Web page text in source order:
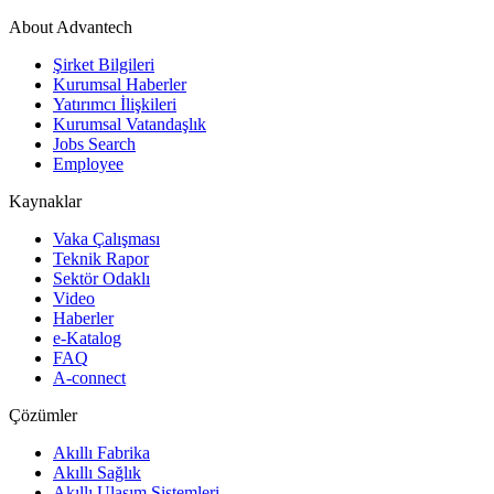
About Advantech
Şirket Bilgileri
Kurumsal Haberler
Yatırımcı İlişkileri
Kurumsal Vatandaşlık
Jobs Search
Employee
Kaynaklar
Vaka Çalışması
Teknik Rapor
Sektör Odaklı
Video
Haberler
e-Katalog
FAQ
A-connect
Çözümler
Akıllı Fabrika
Akıllı Sağlık